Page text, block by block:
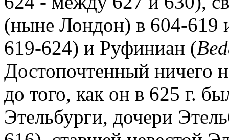
(ныне Лондон) в 604-619
619-624) и Руфиниан (
Достопочтенный ничего
до того, как он в 625 г.
Этельбурги, дочери